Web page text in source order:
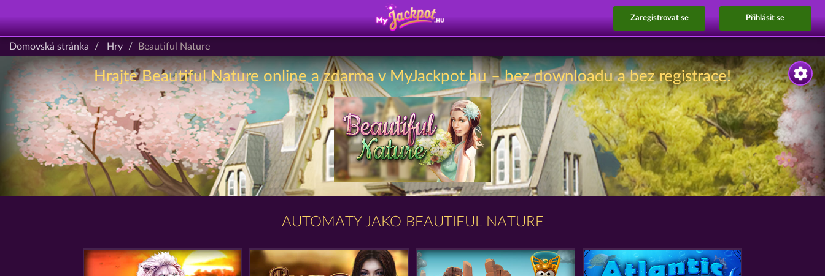
Zaregistrovat se Přihlásit se
Domovská stránka Hry Beautiful Nature
Hrajte Beautiful Nature online a zdarma v MyJackpot.hu – bez downloadu a bez registrace!
AUTOMATY JAKO BEAUTIFUL NATURE